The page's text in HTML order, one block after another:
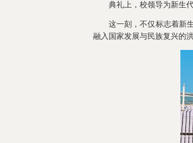
典礼上，校领导为新生代
这一刻，不仅标志着新生
融入国家发展与民族复兴的